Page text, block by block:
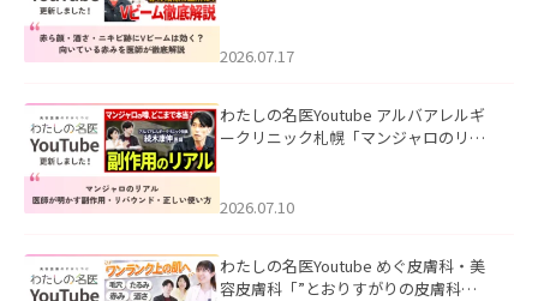
した。
2026.07.17
わたしの名医Youtube アルバアレルギ
ークリニック札幌「マンジャロのリア
た。
2026.07.10
わたしの名医Youtube めぐ皮膚科・美
容皮膚科「”とおりすがりの皮膚科